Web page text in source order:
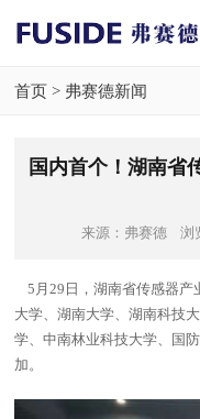
首页 > 弗赛德新闻
国内首个！湖南省
来源：弗赛德 浏
5月29日，湖南省传感器产
大学、湖南大学、湖南科技
学、中南林业科技大学、国
加。